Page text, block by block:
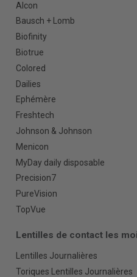
Alcon
Bausch + Lomb
Biofinity
Biotrue
Colored
Dailies
Ephémère
Freshtech
Johnson & Johnson
Menicon
MyDay daily disposable
Precision7
PureVision
TopVue
Lentilles de contact les
Lentilles Journalières
Toriques Lentilles Journalières